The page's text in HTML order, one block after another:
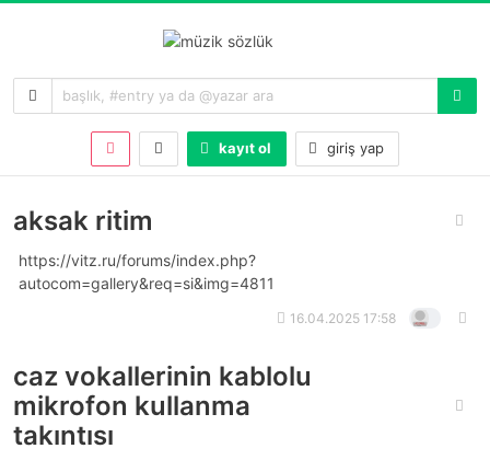
kayıt ol giriş yap
aksak ritim
https://vitz.ru/forums/index.php?
autocom=gallery&req=si&img=4811
16.04.2025 17:58
caz vokallerinin kablolu
mikrofon kullanma
takıntısı